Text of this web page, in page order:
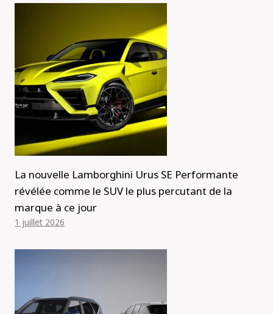
La nouvelle Lamborghini Urus SE Performante
révélée comme le SUV le plus percutant de la
marque à ce jour
1 juillet 2026